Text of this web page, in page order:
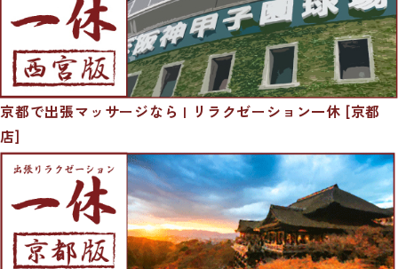
京都で出張マッサージなら | リラクゼーション一休 [京都
店]